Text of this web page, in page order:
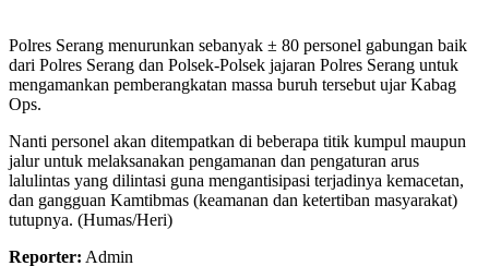
Polres Serang menurunkan sebanyak ± 80 personel gabungan baik
dari Polres Serang dan Polsek-Polsek jajaran Polres Serang untuk
mengamankan pemberangkatan massa buruh tersebut ujar Kabag
Ops.
Nanti personel akan ditempatkan di beberapa titik kumpul maupun
jalur untuk melaksanakan pengamanan dan pengaturan arus
lalulintas yang dilintasi guna mengantisipasi terjadinya kemacetan,
dan gangguan Kamtibmas (keamanan dan ketertiban masyarakat)
tutupnya. (Humas/Heri)
Reporter: Admin